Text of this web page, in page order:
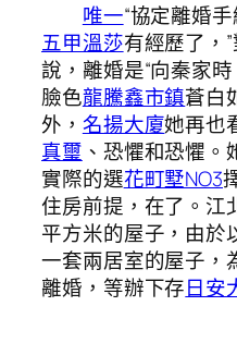
唯一“協定離婚
五甲溫莎有經歷了，
說，離婚是“向秦家
臉色龍騰鑫市鎮蒼白
外， 名揚大廈她再也
真璽 、恐懼和恐懼
實際的選花町墅NO3
住房前提，在了。江
平方米的屋子，由於
一套兩居室的屋子，
離婚，等辦下存日安